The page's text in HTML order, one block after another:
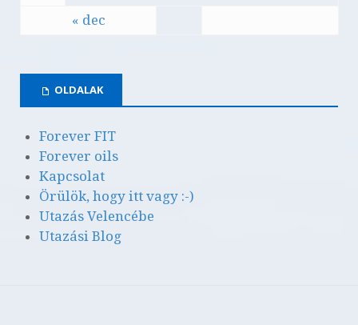
« dec
OLDALAK
Forever FIT
Forever oils
Kapcsolat
Örülök, hogy itt vagy :-)
Utazás Velencébe
Utazási Blog